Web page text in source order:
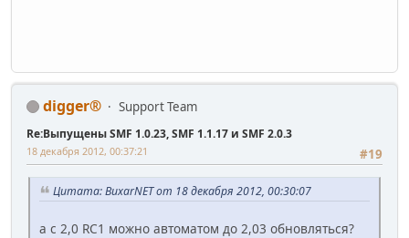
digger® Support Team
Re:Выпущены SMF 1.0.23, SMF 1.1.17 и SMF 2.0.3
#19
18 декабря 2012, 00:37:21
Цитата: BuxarNET от 18 декабря 2012, 00:30:07
а с 2,0 RC1 можно автоматом до 2,03 обновляться?